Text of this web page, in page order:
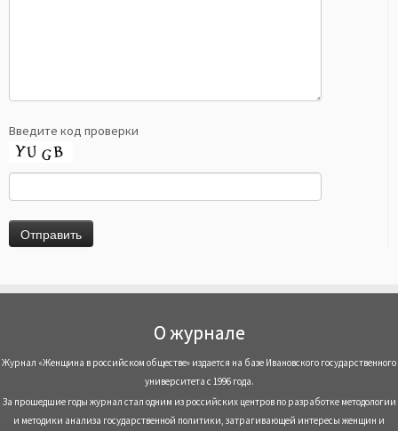
Введите код проверки
О журнале
Журнал «Женщина в российском обществе» издается на базе Ивановского государственного
университета с 1996 года.
За прошедшие годы журнал стал одним из российских центров по разработке методологии
и методики анализа государственной политики, затрагивающей интересы женщин и